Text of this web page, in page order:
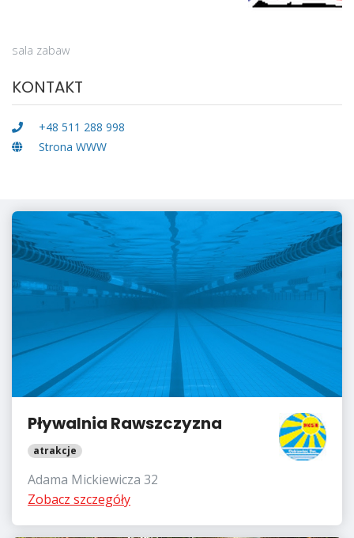
sala zabaw
KONTAKT
+48 511 288 998
Strona WWW
Pływalnia Rawszczyzna
atrakcje
Adama Mickiewicza 32
Zobacz szczegóły